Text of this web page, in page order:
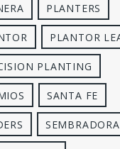
PLANTERS
PLANTOR
PLANTING
SANTA FE
SEMBRADORA